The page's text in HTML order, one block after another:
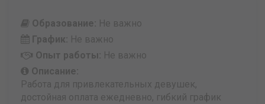
Образование: Не важно
График: Не важно
Опыт работы: Не важно
Описание:
Работа для привлекательных девушек,
достойная оплата ежедневно, гибкий график